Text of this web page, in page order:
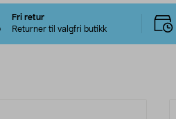
Fri retur
Returner til valgfri butikk